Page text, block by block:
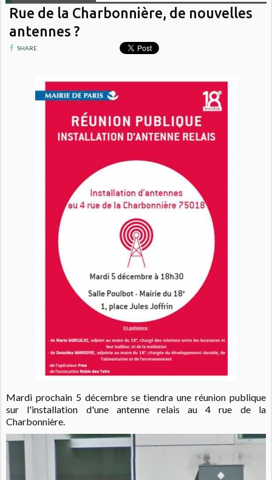
Rue de la Charbonnière, de nouvelles
antennes ?
SHARE
Mardi prochain 5 décembre se tiendra une réunion publique
sur l'installation d'une antenne relais au 4 rue de la
Charbonnière.